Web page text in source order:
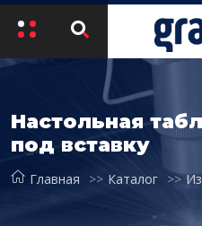
Настольная
под вставку
Главная Каталог